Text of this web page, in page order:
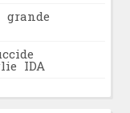
grande
IDA